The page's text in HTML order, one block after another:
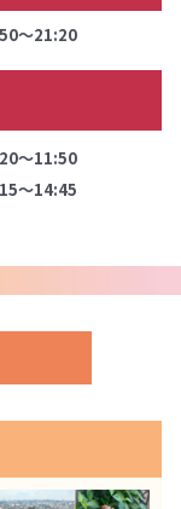
～21:20
～11:50
～14:45